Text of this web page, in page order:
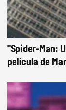
"Spider-Man:
película de